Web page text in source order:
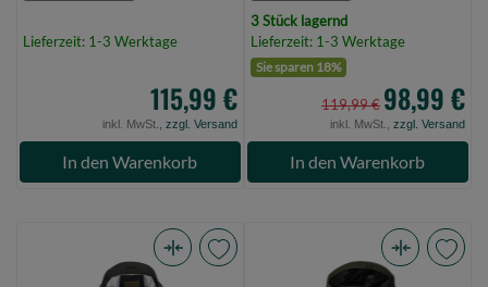
Lieferzeit: 1-3 Werktage
115,99 €
inkl. MwSt., zzgl. Versand
In den Warenkorb
3 Stück lagernd
Lieferzeit: 1-3 Werktage
Sie sparen 18%
119,99 € 98,99 €
inkl. MwSt., zzgl. Versand
In den Warenkorb